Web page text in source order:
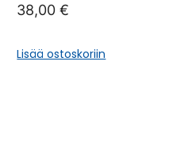
38,00€
Lisää ostoskoriin